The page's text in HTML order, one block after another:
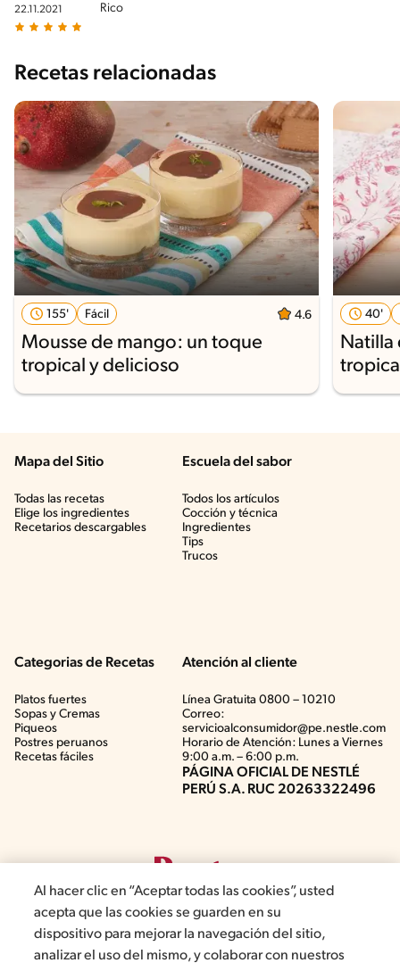
22.11.2021 Rico
Recetas relacionadas
155' Fácil 4.6
Mousse de mango: un toque
tropical y delicioso
40'
Natilla
Mapa del Sitio
Todas las recetas
Elige los ingredientes
Recetarios descargables
Escuela del sabor
Todos los artículos
Cocción y técnica
Ingredientes
Tips
Trucos
Categorias de Recetas
Platos fuertes
Sopas y Cremas
Piqueos
Postres peruanos
Recetas fáciles
Atención al cliente
Línea Gratuita 0800 – 10210
Correo:
servicioalconsumidor@pe.nestle.com
Horario de Atención: Lunes a Viernes
9:00 a.m. – 6:00 p.m.
PÁGINA OFICIAL DE NESTLÉ
PERÚ S.A. RUC 20263322496
Al hacer clic en “Aceptar todas las cookies”, usted
acepta que las cookies se guarden en su
dispositivo para mejorar la navegación del sitio,
analizar el uso del mismo, y colaborar con nuestros